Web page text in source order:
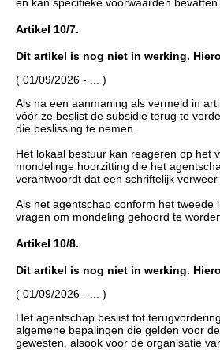
Artikel 10/7.
Dit artikel is nog niet in werking.
( 01/09/2026 - ... )
Als na een aanmaning als vermeld in
vóór ze beslist de subsidie terug te
die beslissing te nemen.
Het lokaal bestuur kan reageren op het
mondelinge hoorzitting die het
verantwoordt dat een schriftelijk verweer
Als het agentschap conform het
vragen om mondeling gehoord te
Artikel 10/8.
Dit artikel is nog niet in werking.
( 01/09/2026 - ... )
Het agentschap beslist tot
algemene bepalingen die gelden voor
gewesten, alsook voor de organisatie